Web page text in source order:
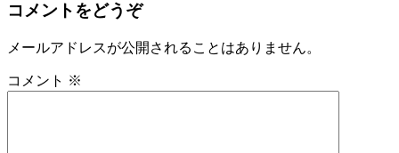
コメントをどうぞ
メールアドレスが公開されることはありません。
コメント ※